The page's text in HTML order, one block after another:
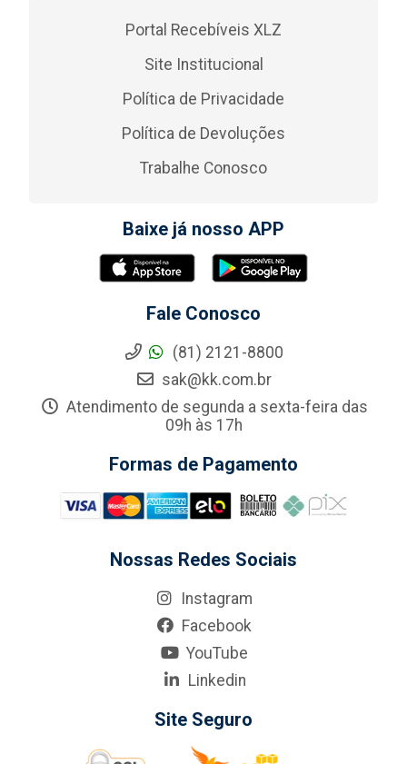
Portal Recebíveis XLZ
Site Institucional
Política de Privacidade
Política de Devoluções
Trabalhe Conosco
Baixe já nosso APP
Fale Conosco
(81) 2121-8800
sak@kk.com.br
Atendimento de segunda a sexta-feira das
09h às 17h
Formas de Pagamento
Nossas Redes Sociais
Instagram
Facebook
YouTube
Linkedin
Site Seguro